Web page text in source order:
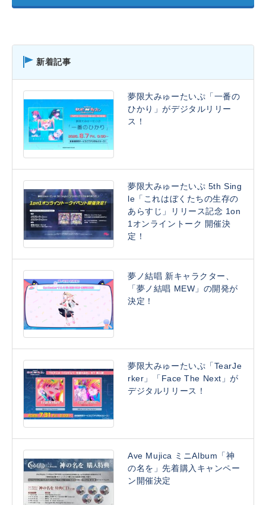
新着記事
夢限大みゅーたいぷ「一番の
ひかり」がデジタルリリー
ス！
夢限大みゅーたいぷ 5th Sing
le「これはぼくたちの生存の
あらすじ」リリース記念 1on
1オンライントーク 開催決
定！
夢ノ結唱 新キャラクター、
「夢ノ結唱 MEW」の開発が
決定！
夢限大みゅーたいぷ「TearJe
rker」「Face The Next」が
デジタルリリース！
Ave Mujica ミニAlbum「神
の名を」先着購入キャンペー
ン開催決定